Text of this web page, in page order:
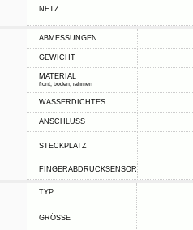
NETZ
ABMESSUNGEN
GEWICHT
MATERIAL
front, boden, rahmen
WASSERDICHTES
ANSCHLUSS
STECKPLATZ
FINGERABDRUCKSENSOR
TYP
GRÖSSE